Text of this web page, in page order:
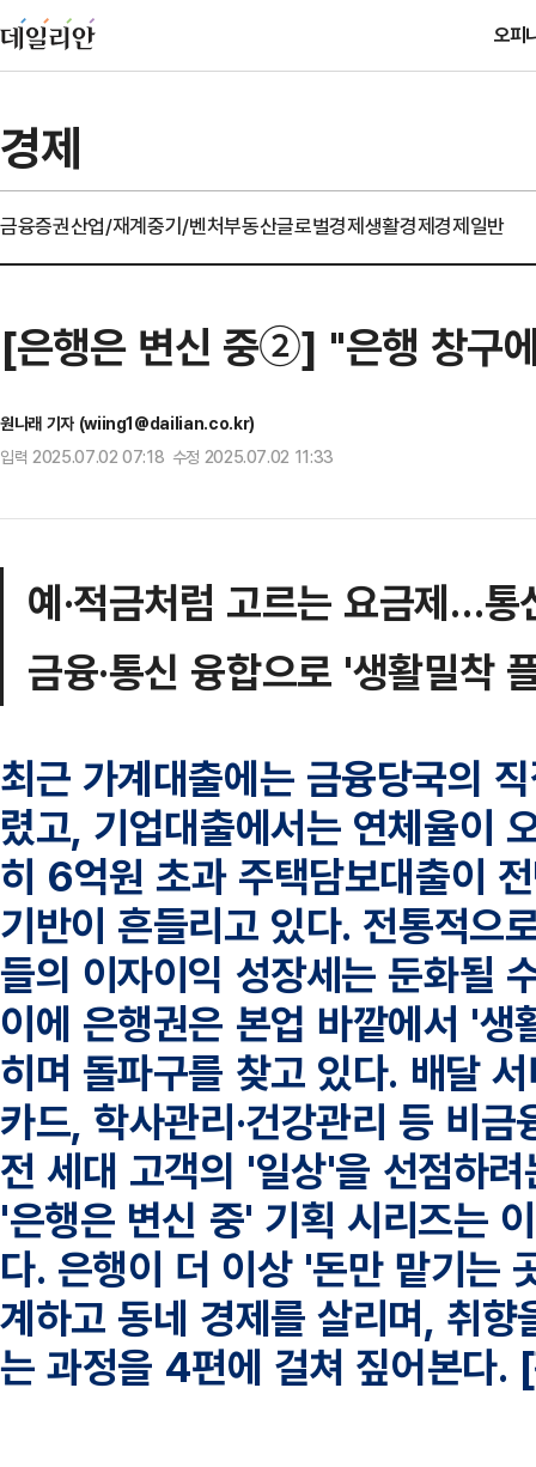
오피
경제
금융증권산업/재계중기/벤처부동산글로벌경제생활경제경제일반
[은행은 변신 중②] "은행 창구
원나래 기자 (wiing1@dailian.co.kr)
입력 2025.07.02 07:18 수정 2025.07.02 11:33
예·적금처럼 고르는 요금제…
금융·통신 융합으로 '생활밀착
최근 가계대출에는 금융당국의
렸고, 기업대출에서는 연체율이
히 6억원 초과 주택담보대출이
기반이 흔들리고 있다. 전통적으
들의 이자이익 성장세는 둔화될
이에 은행권은 본업 바깥에서 '
히며 돌파구를 찾고 있다. 배달
카드, 학사관리·건강관리 등 비
전 세대 고객의 '일상'을 선점하
'은행은 변신 중' 기획 시리즈는
다. 은행이 더 이상 '돈만 맡기는
계하고 동네 경제를 살리며, 취
는 과정을 4편에 걸쳐 짚어본다.